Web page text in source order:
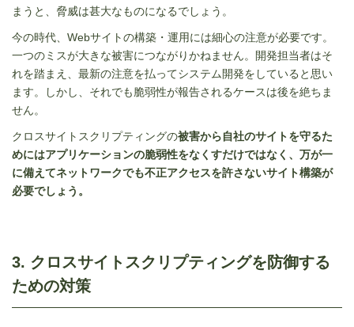
まうと、脅威は甚大なものになるでしょう。
今の時代、Webサイトの構築・運用には細心の注意が必要です。
一つのミスが大きな被害につながりかねません。開発担当者はそ
れを踏まえ、最新の注意を払ってシステム開発をしていると思い
ます。しかし、それでも脆弱性が報告されるケースは後を絶ちま
せん。
クロスサイトスクリプティングの被害から自社のサイトを守るた
めにはアプリケーションの脆弱性をなくすだけではなく、万が一
に備えてネットワークでも不正アクセスを許さないサイト構築が
必要でしょう。
3. クロスサイトスクリプティングを防御する
ための対策